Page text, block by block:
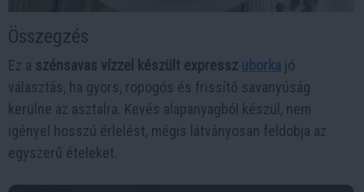
Összegzés
Ez a szénsavas vízzel készült expressz uborka jó
választás, ha gyors, ropogós és frissítő savanyúság
kerülne az asztalra. Kevés alapanyagból készül, nem
igényel hosszú érlelést, mégis látványosan feldobja az
egyszerű ételeket.